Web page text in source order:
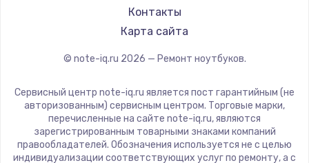
LG
Panasonic
ZTE
Hiper
Evga
Контакты
Карта сайта
© note-iq.ru 2026 — Ремонт ноутбуков.
Сервисный центр note-iq.ru является пост гарантийным (не
авторизованным) сервисным центром. Торговые марки,
перечисленные на сайте note-iq.ru, являются
зарегистрированным товарными знаками компаний
правообладателей. Обозначения используется не с целью
индивидуализации соответствующих услуг по ремонту, а с